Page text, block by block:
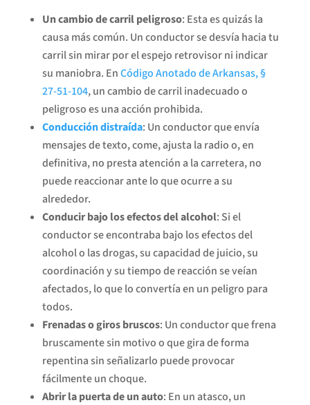
Un cambio de carril peligroso: Esta es quizás la
causa más común. Un conductor se desvía hacia tu
carril sin mirar por el espejo retrovisor ni indicar
su maniobra. EnCódigo Anotado de Arkansas, §
27-51-104, un cambio de carril inadecuado o
peligroso es una acción prohibida.
Conducción distraída: Un conductor que envía
mensajes de texto, come, ajusta la radio o, en
definitiva, no presta atención a la carretera, no
puede reaccionar ante lo que ocurre a su
alrededor.
Conducir bajo los efectos del alcohol: Si el
conductor se encontraba bajo los efectos del
alcohol o las drogas, su capacidad de juicio, su
coordinación y su tiempo de reacción se veían
afectados, lo que lo convertía en un peligro para
todos.
Frenadas o giros bruscos: Un conductor que frena
bruscamente sin motivo o que gira de forma
repentina sin señalizarlo puede provocar
fácilmente un choque.
Abrir la puerta de un auto: En un atasco, un